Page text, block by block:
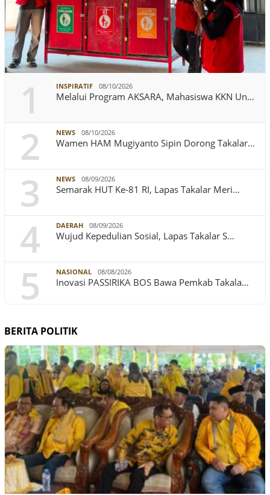
1 INSPIRATIF 08/10/2026
Melalui Program AKSARA, Mahasiswa KKN Un…
2 NEWS 08/10/2026
Wamen HAM Mugiyanto Sipin Dorong Takalar…
3 NEWS 08/09/2026
Semarak HUT Ke-81 RI, Lapas Takalar Meri…
4 DAERAH 08/09/2026
Wujud Kepedulian Sosial, Lapas Takalar S…
5 NASIONAL 08/08/2026
Inovasi PASSIRIKA BOS Bawa Pemkab Takala…
BERITA POLITIK